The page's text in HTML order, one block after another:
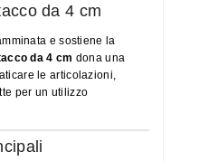
da 4 cm
e sostiene la
da 4 cm dona una
le articolazioni,
per un utilizzo